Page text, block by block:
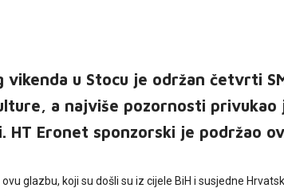
vikenda u Stocu je održan četvrti
a najviše pozornosti privukao
HT Eronet sponzorski je podržao
glazbu, koji su došli su iz cijele BiH i susjedne